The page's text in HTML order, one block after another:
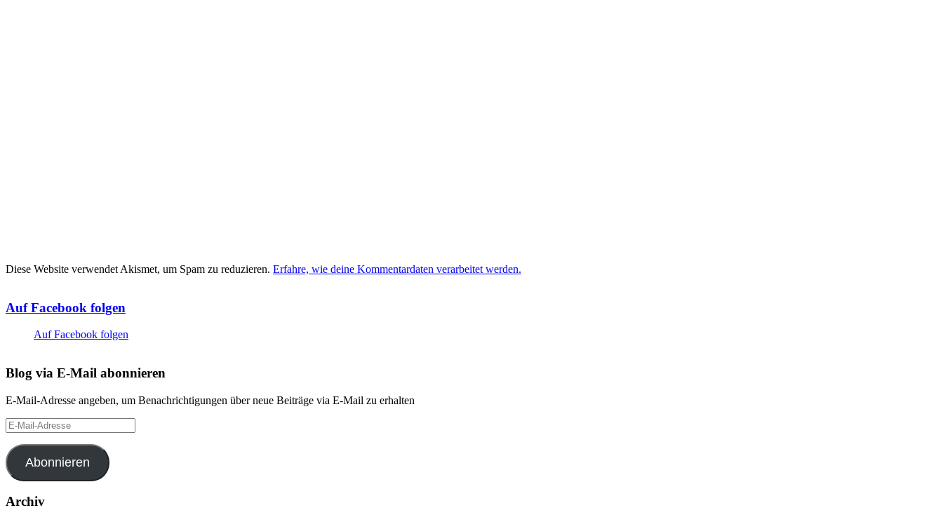
Diese Website verwendet Akismet, um Spam zu reduzieren. Erfahre, wie deine Kommentardaten verarbeitet werden.
Auf Facebook folgen
Auf Facebook folgen
Blog via E-Mail abonnieren
E-Mail-Adresse angeben, um Benachrichtigungen über neue Beiträge via E-Mail zu erhalten
E-
Mail-
Adresse
Abonnieren
Archiv